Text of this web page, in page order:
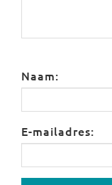
Naam:
E-mailadres: